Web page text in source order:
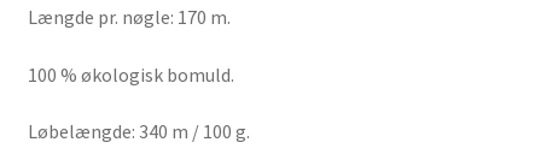
Længde pr. nøgle: 170 m.
100 % økologisk bomuld.
Løbelængde: 340 m / 100 g.